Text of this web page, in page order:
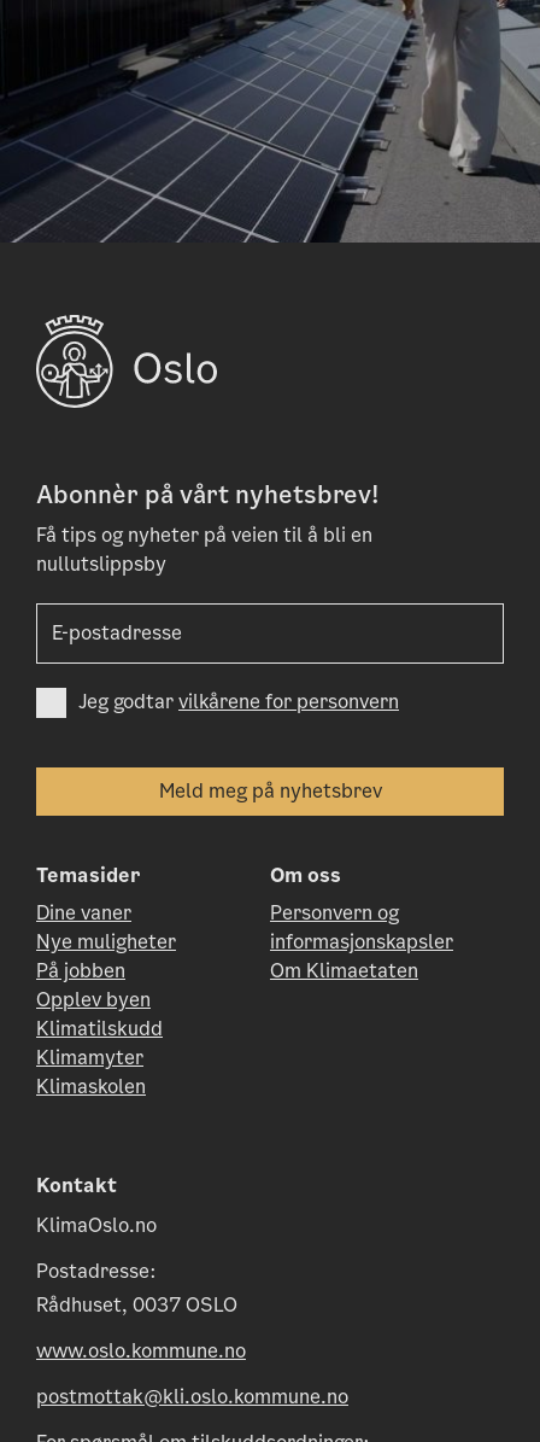
Abonnèr på vårt nyhetsbrev!
Få tips og nyheter på veien til å bli en
nullutslippsby
Jeg godtarvilkårene for personvern
Temasider
Dine vaner
Nye muligheter
På jobben
Opplev byen
Klimatilskudd
Klimamyter
Klimaskolen
Om oss
Personvern og
informasjonskapsler
Om Klimaetaten
Kontakt
KlimaOslo.no
Postadresse:
Rådhuset, 0037 OSLO
www.oslo.kommune.no
postmottak@kli.oslo.kommune.no